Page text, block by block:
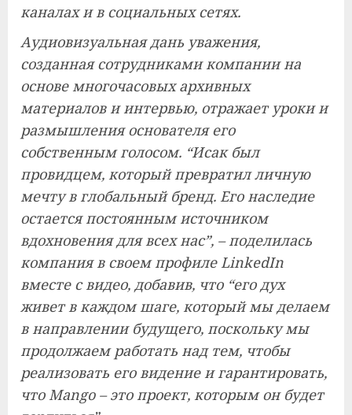
каналах и в социальных сетях.
Аудиовизуальная дань уважения,
созданная сотрудниками компании на
основе многочасовых архивных
материалов и интервью, отражает уроки и
размышления основателя его
собственным голосом. “Исак был
провидцем, который превратил личную
мечту в глобальный бренд. Его наследие
остается постоянным источником
вдохновения для всех нас”, – поделилась
компания в своем профиле LinkedIn
вместе с видео, добавив, что “его дух
живет в каждом шаге, который мы делаем
в направлении будущего, поскольку мы
продолжаем работать над тем, чтобы
реализовать его видение и гарантировать,
что Mango – это проект, которым он будет